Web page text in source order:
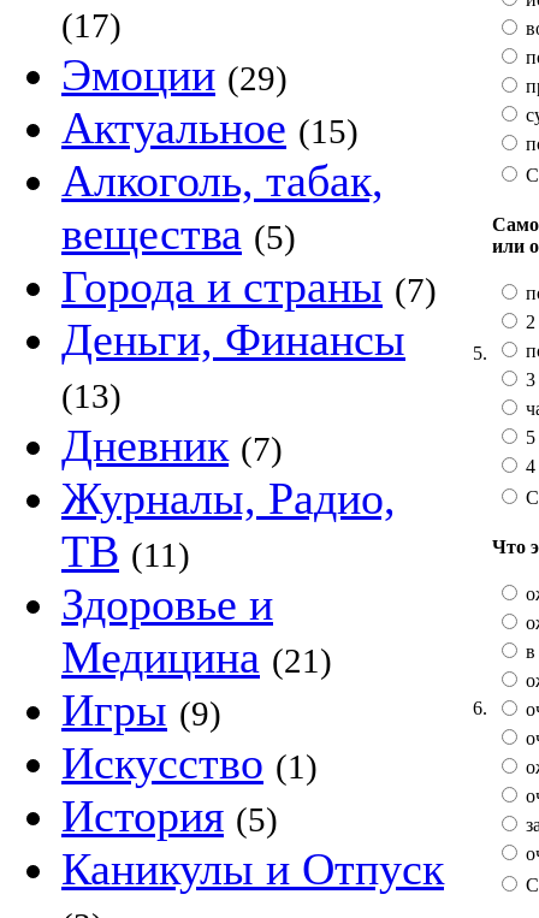
(17)
Эмоции (29)
Актуальное (15)
Алкоголь, табак,
вещества (5)
Города и страны (7)
Деньги, Финансы
(13)
Дневник (7)
Журналы, Радио,
ТВ (11)
Здоровье и
Медицина (21)
Игры (9)
Искусство (1)
История (5)
Каникулы и Отпуск
5.
или
2
3
4
6.
Что
в